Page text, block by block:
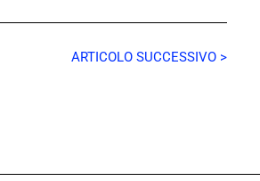
ARTICOLO SUCCESSIVO >